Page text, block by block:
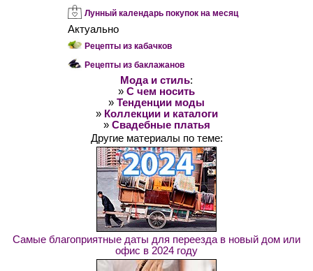
Лунный календарь покупок на месяц
Актуально
Рецепты из кабачков
Рецепты из баклажанов
Мода и стиль:
» С чем носить
» Тенденции моды
» Коллекции и каталоги
» Свадебные платья
Другие материалы по теме:
Самые благоприятные даты для переезда в новый дом или
офис в 2024 году